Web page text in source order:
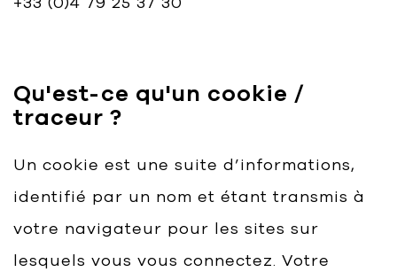
Qu'est-ce qu'un cookie /
traceur ?
Un cookie est une suite d’informations,
identifié par un nom et étant transmis à
votre navigateur pour les sites sur
lesquels vous vous connectez. Votre